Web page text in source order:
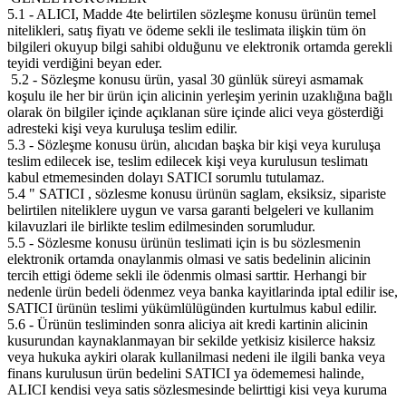
5.1 - ALICI, Madde 4te belirtilen sözleşme konusu ürünün temel
nitelikleri, satış fiyatı ve ödeme sekli ile teslimata ilişkin tüm ön
bilgileri okuyup bilgi sahibi olduğunu ve elektronik ortamda gerekli
teyidi verdiğini beyan eder.
5.2 - Sözleşme konusu ürün, yasal 30 günlük süreyi asmamak
koşulu ile her bir ürün için alicinin yerleşim yerinin uzaklığına bağlı
olarak ön bilgiler içinde açıklanan süre içinde alici veya gösterdiği
adresteki kişi veya kuruluşa teslim edilir.
5.3 - Sözleşme konusu ürün, alıcıdan başka bir kişi veya kuruluşa
teslim edilecek ise, teslim edilecek kişi veya kurulusun teslimatı
kabul etmemesinden dolayı SATICI sorumlu tutulamaz.
5.4 " SATICI , sözlesme konusu ürünün saglam, eksiksiz, sipariste
belirtilen niteliklere uygun ve varsa garanti belgeleri ve kullanim
kilavuzlari ile birlikte teslim edilmesinden sorumludur.
5.5 - Sözlesme konusu ürünün teslimati için is bu sözlesmenin
elektronik ortamda onaylanmis olmasi ve satis bedelinin alicinin
tercih ettigi ödeme sekli ile ödenmis olmasi sarttir. Herhangi bir
nedenle ürün bedeli ödenmez veya banka kayitlarinda iptal edilir ise,
SATICI ürünün teslimi yükümlülügünden kurtulmus kabul edilir.
5.6 - Ürünün tesliminden sonra aliciya ait kredi kartinin alicinin
kusurundan kaynaklanmayan bir sekilde yetkisiz kisilerce haksiz
veya hukuka aykiri olarak kullanilmasi nedeni ile ilgili banka veya
finans kurulusun ürün bedelini SATICI ya ödememesi halinde,
ALICI kendisi veya satis sözlesmesinde belirttigi kisi veya kuruma